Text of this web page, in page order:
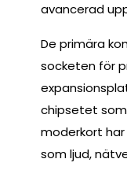
avancerad
De primära
socketen för
chipsetet
moderkort
som ljud,